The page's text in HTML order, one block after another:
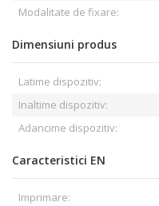
Modalitate de fixare:
Dimensiuni produs
Latime dispozitiv:
Inaltime dispozitiv:
Adancime dispozitiv:
Caracteristici EN
Imprimare: